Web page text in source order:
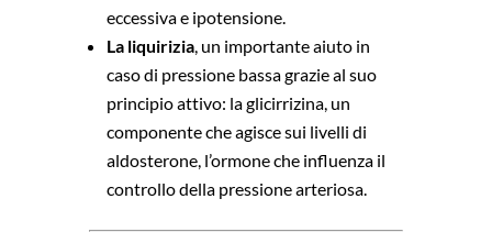
eccessiva e ipotensione.
La liquirizia, un importante aiuto in
caso di pressione bassa grazie al suo
principio attivo: la glicirrizina, un
componente che agisce sui livelli di
aldosterone, l’ormone che influenza il
controllo della pressione arteriosa.